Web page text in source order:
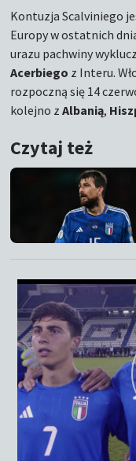
Kontuzja Scalviniego
Europy w ostatnich
urazu pachwiny
Acerbiego z Interu.
rozpoczną się 14
kolejno zAlbanią,
Czytaj też